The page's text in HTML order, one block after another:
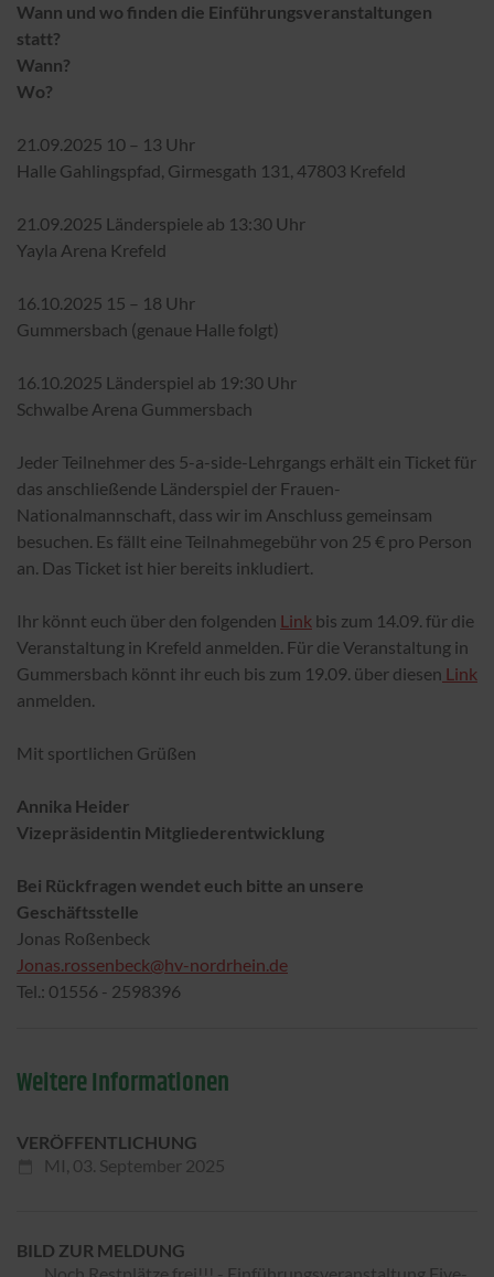
Wann und wo finden die Einführungsveranstaltungen
statt?
Wann?
Wo?
21.09.2025 10 – 13 Uhr
Halle Gahlingspfad, Girmesgath 131, 47803 Krefeld
21.09.2025 Länderspiele ab 13:30 Uhr
Yayla Arena Krefeld
16.10.2025 15 – 18 Uhr
Gummersbach (genaue Halle folgt)
16.10.2025 Länderspiel ab 19:30 Uhr
Schwalbe Arena Gummersbach
Jeder Teilnehmer des 5-a-side-Lehrgangs erhält ein Ticket für
das anschließende Länderspiel der Frauen-
Nationalmannschaft, dass wir im Anschluss gemeinsam
besuchen. Es fällt eine Teilnahmegebühr von 25 € pro Person
an. Das Ticket ist hier bereits inkludiert.
Ihr könnt euch über den folgenden Link bis zum 14.09. für die
Veranstaltung in Krefeld anmelden. Für die Veranstaltung in
Gummersbach könnt ihr euch bis zum 19.09. über diesen Link
anmelden.
Mit sportlichen Grüßen
Annika Heider
Vizepräsidentin Mitgliederentwicklung
Bei Rückfragen wendet euch bitte an unsere
Geschäftsstelle
Jonas Roßenbeck
Jonas.rossenbeck@hv-nordrhein.de
Tel.: 01556 - 2598396
Weitere Informationen
VERÖFFENTLICHUNG
MI, 03. September 2025
BILD ZUR MELDUNG